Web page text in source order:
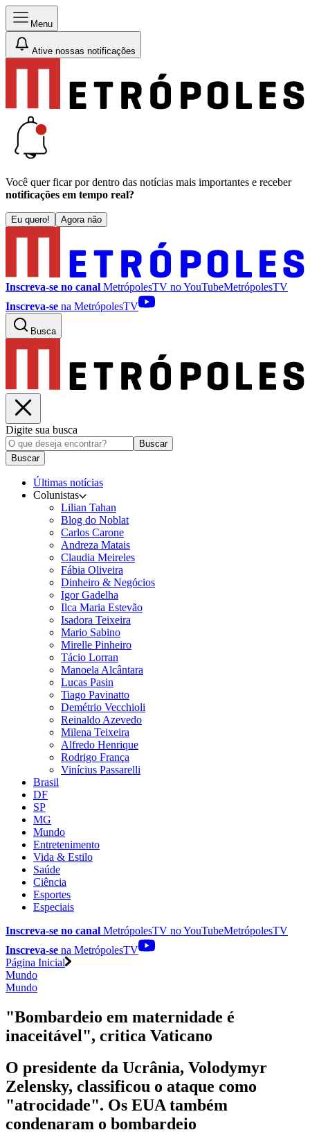
Menu
Ative nossas notificações
Você quer ficar por dentro das notícias mais importantes e receber
notificações em tempo real?
Eu quero! Agora não
Inscreva-se no canal MetrópolesTV noYouTubeMetrópolesTV
Inscreva-se na MetrópolesTV
Busca
Digite sua busca
Buscar
Buscar
Últimas notícias
Colunistas
Lilian Tahan
Blog do Noblat
Carlos Carone
Andreza Matais
Claudia Meireles
Fábia Oliveira
Dinheiro & Negócios
Igor Gadelha
Ilca Maria Estevão
Isadora Teixeira
Mario Sabino
Mirelle Pinheiro
Tácio Lorran
Manoela Alcântara
Lucas Pasin
Tiago Pavinatto
Demétrio Vecchioli
Reinaldo Azevedo
Milena Teixeira
Alfredo Henrique
Rodrigo França
Vinícius Passarelli
Brasil
DF
SP
MG
Mundo
Entretenimento
Vida & Estilo
Saúde
Ciência
Esportes
Especiais
Inscreva-se no canal MetrópolesTV noYouTubeMetrópolesTV
Inscreva-se na MetrópolesTV
Página Inicial
Mundo
Mundo
"Bombardeio em maternidade é
inaceitável", critica Vaticano
O presidente da Ucrânia, Volodymyr
Zelensky, classificou o ataque como
"atrocidade". Os EUA também
condenaram o bombardeio